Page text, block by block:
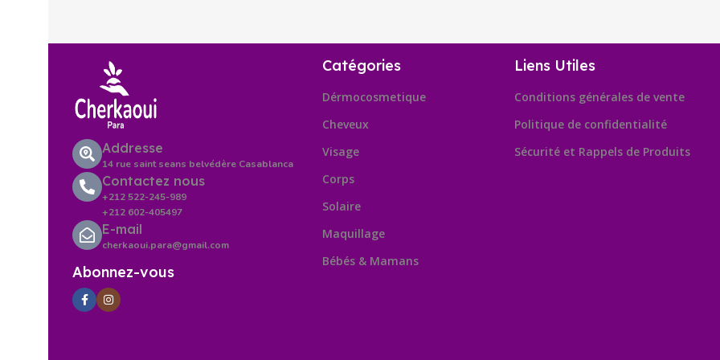
Addresse
14 rue saint seans belvédère Casablanca
Contactez nous
+212 522-245-989
+212 602-405497
E-mail
cherkaoui.para@gmail.com
Abonnez-vous
Catégories
Dérmocosmetique
Cheveux
Visage
Corps
Solaire
Maquillage
Bébés & Mamans
Liens Utiles
Conditions générales de vente
Politique de confidentialité
Sécurité et Rappels de Produits